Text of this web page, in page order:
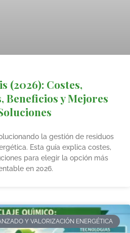
(2026): Costes,
Beneficios y Mejores
la gestión de residuos
Esta guía explica costes,
para elegir la opción más
en 2026.
Y VALORIZACIÓN ENERGÉTICA